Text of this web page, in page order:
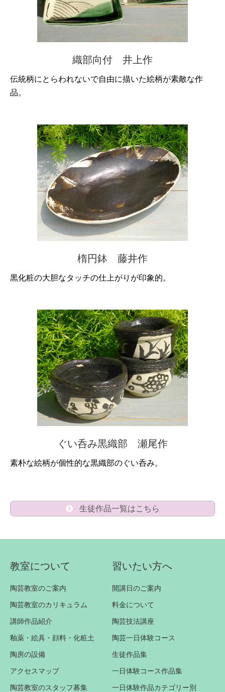
織部向付 井上作
伝統柄にとらわれないで自由に描いた絵柄が素敵な作
品。
楕円鉢 藤井作
黒化粧の大胆なタッチの仕上がりが印象的。
ぐい呑み黒織部 瀬尾作
素朴な絵柄が個性的な黒織部のぐい呑み。
生徒作品一覧はこちら
教室について
陶芸教室のご案内
陶芸教室のカリキュラム
講師作品紹介
釉薬・絵具・顔料・化粧土
陶房の設備
アクセスマップ
陶芸教室のスタッフ募集
習いたい方へ
開講日のご案内
料金について
陶芸技法講座
陶芸一日体験コース
生徒作品集
一日体験コース作品集
一日体験作品カテゴリー別